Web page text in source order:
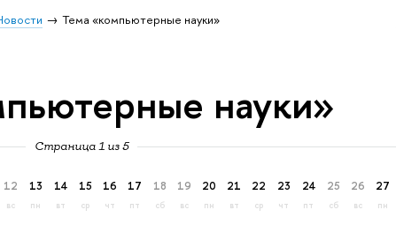
Тема «компьютерные науки»
науки»
Страница 1 из 5
12
вс
13
пн
14
вт
15
ср
16
чт
17
пт
18
сб
19
вс
20
пн
21
вт
22
ср
23
чт
24
пт
25
сб
26
вс
27
пн